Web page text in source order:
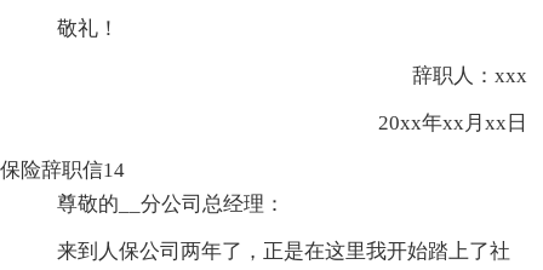
敬礼！
辞职人：xxx
20xx年xx月xx日
保险辞职信14
尊敬的__分公司总经理：
来到人保公司两年了，正是在这里我开始踏上了社